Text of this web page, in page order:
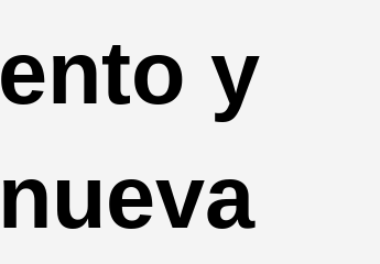
ento y
nueva